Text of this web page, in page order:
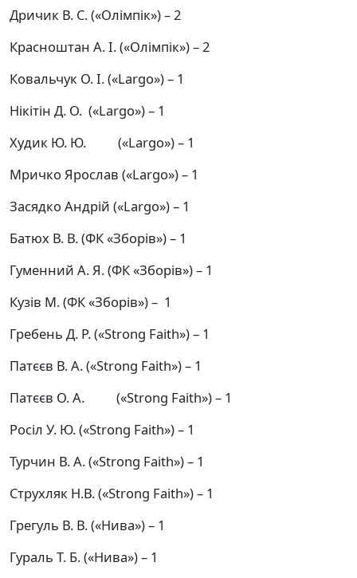
Дричик В. С. («Олімпік») – 2
Красноштан А. І. («Олімпік») – 2
Ковальчук О. І. («Largo») – 1
Нікітін Д. О. («Largo») – 1
Худик Ю. Ю. («Largo») – 1
Мричко Ярослав («Largo») – 1
Засядко Андрій («Largo») – 1
Батюх В. В. (ФК «Зборів») – 1
Гуменний А. Я. (ФК «Зборів») – 1
Кузів М. (ФК «Зборів») – 1
Гребень Д. Р. («Strong Faith») – 1
Патєєв В. А. («Strong Faith») – 1
Патєєв О. А. («Strong Faith») – 1
Росіл У. Ю. («Strong Faith») – 1
Турчин В. А. («Strong Faith») – 1
Струхляк Н.В. («Strong Faith») – 1
Грегуль В. В. («Нива») – 1
Гураль Т. Б. («Нива») – 1